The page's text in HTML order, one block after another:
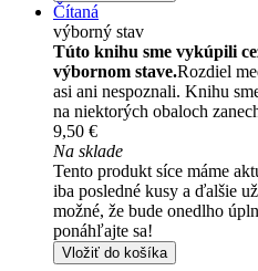
Čítaná
výborný stav
Túto knihu sme vykúpili
výbornom stave.Rozdiel
asi ani nespoznali. Knihu
na niektorých obaloch
9,50 €
Na sklade
Tento produkt síce máme
iba posledné kusy a ďalšie
možné, že bude onedlho
ponáhľajte sa!
Vložiť do košíka